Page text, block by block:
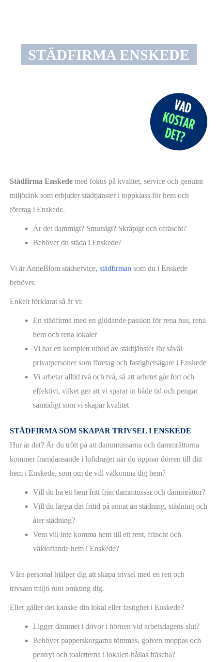
STÄDFIRMA ENSKEDE
Städfirma Enskede med fokus på kvalitet, service och genuint
miljötänk som erbjuder städtjänster i toppklass för hem och
företag i Enskede.
Är det dammigt? Smutsigt? Skräpigt och ofräscht?
Behöver du städa i Enskede?
Vi är AnneBlom städservice, städfirman som du i Enskede
behöver.
Enkelt förklarat så är vi:
En städfirma med en glödande passion för rena hus, rena
hem och rena lokaler
Vi har ett komplett utbud av städtjänster för såväl
privatpersoner som företag och fastighetsägare i Enskede
Vi arbetar alltid två och två, så att arbetet går fort och
effektivt, vilket ger att vi sparar in både tid och pengar
samtidigt som vi skapar kvalitet
STÄDFIRMA SOM SKAPAR TRIVSEL I ENSKEDE
Hur är det? Är du trött på att dammtussarna och dammråttorna
kommer framdansande i luftdraget när du öppnar dörren till ditt
hem i Enskede, som om de vill välkomna dig hem?
Vill du ha ett hem fritt från dammtussar och dammråttor?
Vill du lägga din fritid på annat än städning, städning och
åter städning?
Vem vill inte komma hem till ett rent, fräscht och
väldoftande hem i Enskede?
Våra personal hjälper dig att skapa trivsel med en ren och
trivsam miljö runt omkting dig.
Eller gäller det kanske din lokal eller fastighet i Enskede?
Ligger dammet i drivor i hörnen vid arbetsdagens slut?
Behöver papperskorgarna tömmas, golven moppas och
pentryt och toaletterna i lokalen hållas fräscha?